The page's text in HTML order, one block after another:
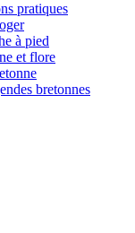
pratiques
à pied
et flore
bretonnes